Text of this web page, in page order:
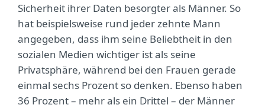
Sicherheit ihrer Daten besorgter als Männer. So
hat beispielsweise rund jeder zehnte Mann
angegeben, dass ihm seine Beliebtheit in den
sozialen Medien wichtiger ist als seine
Privatsphäre, während bei den Frauen gerade
einmal sechs Prozent so denken. Ebenso haben
36 Prozent – mehr als ein Drittel – der Männer